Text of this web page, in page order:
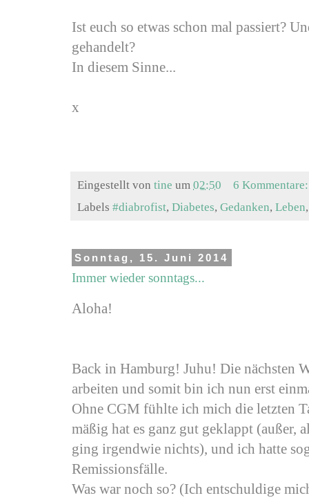
Ist euch so etwas schon mal passiert?
gehandelt?
In diesem Sinne...
x
Eingestellt von tine um 02:50
6
Labels #diabrofist, Diabetes, Gedanken, Leben
Sonntag, 15. Juni 2014
Immer wieder sonntags...
Aloha!
Back in Hamburg! Juhu! Die nächsten
arbeiten und somit bin ich nun erst
Ohne CGM fühlte ich mich die letzten
mäßig hat es ganz gut geklappt (außer,
ging irgendwie nichts), und ich hatte
Remissionsfälle.
Was war noch so? (Ich entschuldige